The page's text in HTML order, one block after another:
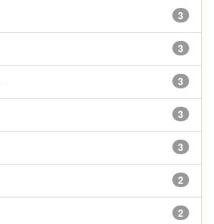
3
3
3
3
3
2
2